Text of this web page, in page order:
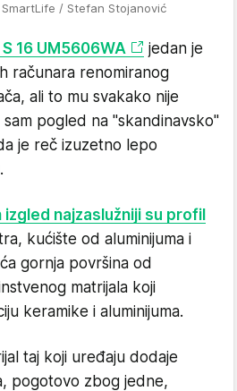
SmartLife / Stefan Stojanović
16 UM5606WA
jedan je
računara renomiranog
ali to mu svakako nije
pogled na "skandinavsko"
je reč izuzetno lepo
najzaslužniji su profil
kućište od aluminijuma i
gornja površina od
matrijala koji
keramike i aluminijuma.
taj koji uređaju dodaje
pogotovo zbog jedne,